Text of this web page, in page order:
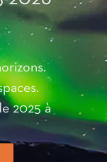
2025 à